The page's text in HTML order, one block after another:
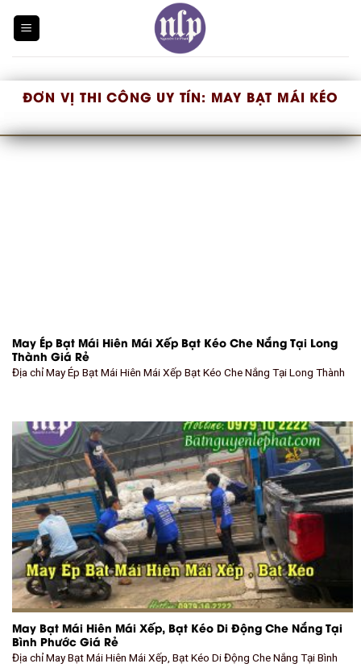
ĐƠN VỊ THI CÔNG UY TÍN: MAY BẠT MÁI KÉO
May Ép Bạt Mái Hiên Mái Xếp Bạt Kéo Che Nắng Tại Long
Thành Giá Rẻ
Địa chỉ May Ép Bạt Mái Hiên Mái Xếp Bạt Kéo Che Nắng Tại Long Thành
May Bạt Mái Hiên Mái Xếp, Bạt Kéo Di Động Che Nắng Tại
Bình Phước Giá Rẻ
Địa chỉ May Bạt Mái Hiên Mái Xếp, Bạt Kéo Di Động Che Nắng Tại Bình